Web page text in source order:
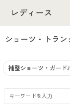
レディースファ
女性下着
インナー・下着
インナー・下着
女性下着
メンズ下着
メンズ
メンズ通販すべて
メンズファッシ
家電・雑貨
家電・雑貨すべて
寝具・インテ
レディース
ショーツ・トラン
補整ショーツ・ガード